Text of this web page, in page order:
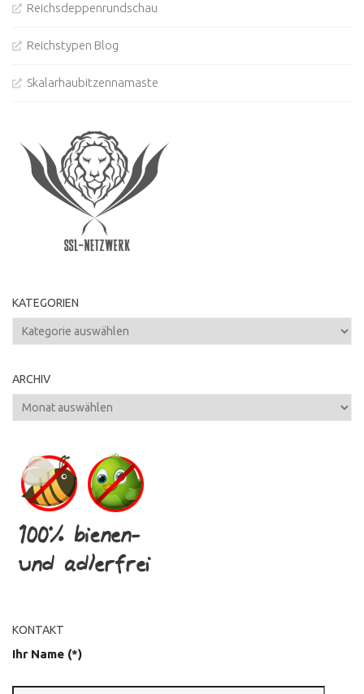
Reichsdeppenrundschau
Reichstypen Blog
Skalarhaubitzennamaste
KATEGORIEN
Kategorien
ARCHIV
Archiv
KONTAKT
Ihr Name (*)